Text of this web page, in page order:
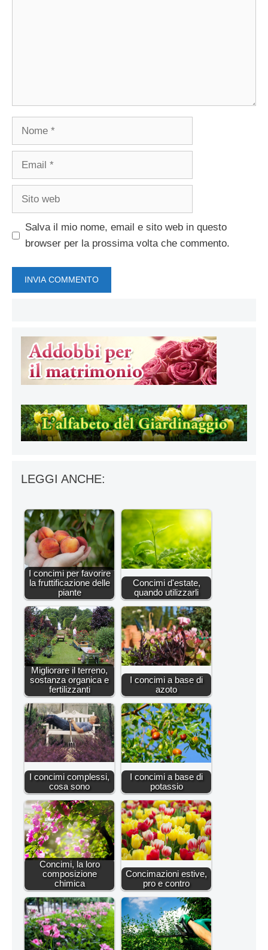
Nome
Email
Sito
Salva il mio nome, email e sito web in questo
browser per la prossima volta che commento.
LEGGI ANCHE:
I concimi per favorire
la fruttificazione delle
piante
Concimi d'estate,
quando utilizzarli
Migliorare il terreno,
sostanza organica e
fertilizzanti
I concimi a base di
azoto
I concimi complessi,
cosa sono
I concimi a base di
potassio
Concimi, la loro
composizione
chimica
Concimazioni estive,
pro e contro